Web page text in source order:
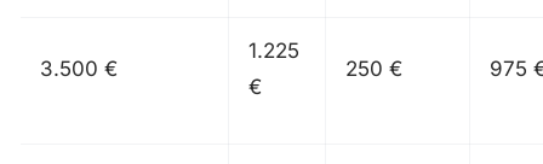
3.500 €
1.225
€
250 € 975